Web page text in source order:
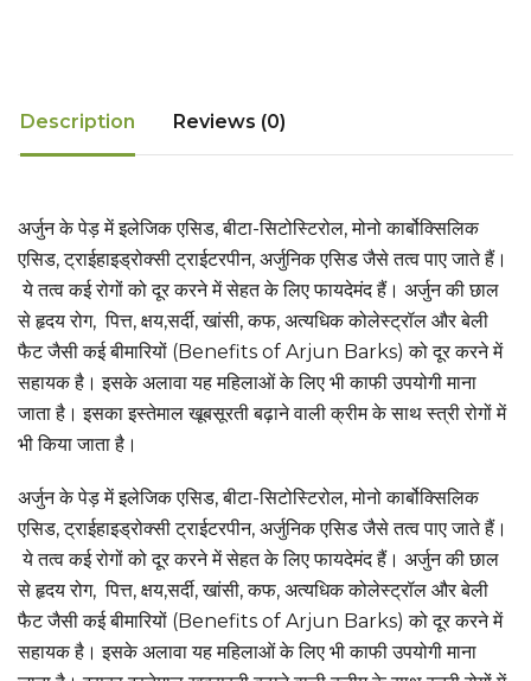
Description Reviews (0)
अर्जुन के पेड़ में इलेजिक एसिड, बीटा-सिटोस्टिरोल, मोनो कार्बोक्सिलिक
एसिड, ट्राईहाइड्रोक्सी ट्राईटरपीन, अर्जुनिक एसिड जैसे तत्व पाए जाते हैं।
ये तत्व कई रोगों को दूर करने में सेहत के लिए फायदेमंद हैं। अर्जुन की छाल
से हृदय रोग, पित्त, क्षय,सर्दी, खांसी, कफ, अत्यधिक कोलेस्ट्रॉल और बेली
फैट जैसी कई बीमारियों (Benefits of Arjun Barks) को दूर करने में
सहायक है। इसके अलावा यह महिलाओं के लिए भी काफी उपयोगी माना
जाता है। इसका इस्तेमाल खूबसूरती बढ़ाने वाली क्रीम के साथ स्त्री रोगों में
भी किया जाता है।
अर्जुन के पेड़ में इलेजिक एसिड, बीटा-सिटोस्टिरोल, मोनो कार्बोक्सिलिक
एसिड, ट्राईहाइड्रोक्सी ट्राईटरपीन, अर्जुनिक एसिड जैसे तत्व पाए जाते हैं।
ये तत्व कई रोगों को दूर करने में सेहत के लिए फायदेमंद हैं। अर्जुन की छाल
से हृदय रोग, पित्त, क्षय,सर्दी, खांसी, कफ, अत्यधिक कोलेस्ट्रॉल और बेली
फैट जैसी कई बीमारियों (Benefits of Arjun Barks) को दूर करने में
सहायक है। इसके अलावा यह महिलाओं के लिए भी काफी उपयोगी माना